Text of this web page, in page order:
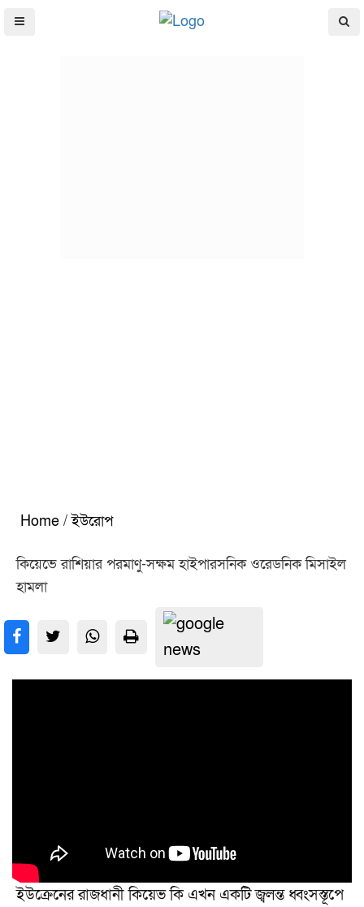
Home / ইউরোপ
কিয়েভে রাশিয়ার পরমাণু-সক্ষম হাইপারসনিক ওরেডনিক মিসাইল
হামলা
ইউক্রেনের রাজধানী কিয়েভ কি এখন একটি জ্বলন্ত ধ্বংসস্তূপে